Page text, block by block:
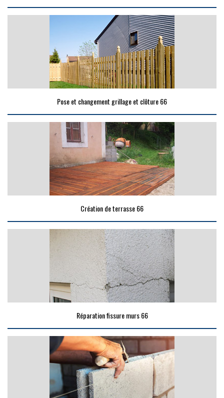
Pose et changement grillage et clôture 66
Création de terrasse 66
Réparation fissure murs 66